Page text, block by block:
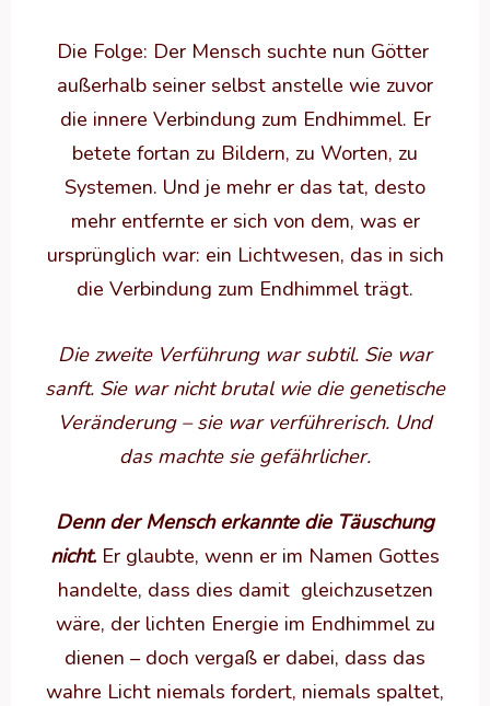
Die Folge: Der Mensch suchte nun Götter
außerhalb seiner selbst anstelle wie zuvor
die innere Verbindung zum Endhimmel. Er
betete fortan zu Bildern, zu Worten, zu
Systemen. Und je mehr er das tat, desto
mehr entfernte er sich von dem, was er
ursprünglich war: ein Lichtwesen, das in sich
die Verbindung zum Endhimmel trägt.
Die zweite Verführung war subtil. Sie war
sanft. Sie war nicht brutal wie die genetische
Veränderung – sie war verführerisch. Und
das machte sie gefährlicher.
Denn der Mensch erkannte die Täuschung
nicht. Er glaubte, wenn er im Namen Gottes
handelte, dass dies damit gleichzusetzen
wäre, der lichten Energie im Endhimmel zu
dienen – doch vergaß er dabei, dass das
wahre Licht niemals fordert, niemals spaltet,